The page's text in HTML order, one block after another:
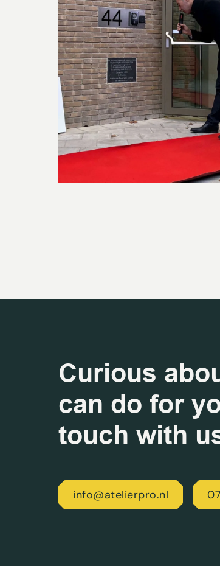
Curious
can do for
touch with
info@atelierpro.nl